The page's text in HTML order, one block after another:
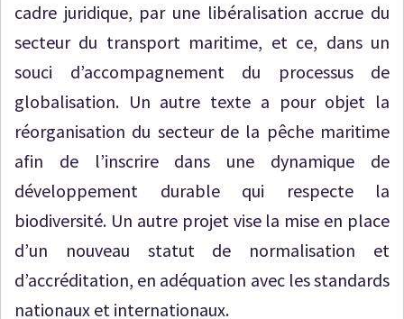
cadre juridique, par une libéralisation accrue du
secteur du transport maritime, et ce, dans un
souci d’accompagnement du processus de
globalisation. Un autre texte a pour objet la
réorganisation du secteur de la pêche maritime
afin de l’inscrire dans une dynamique de
développement durable qui respecte la
biodiversité. Un autre projet vise la mise en place
d’un nouveau statut de normalisation et
d’accréditation, en adéquation avec les standards
nationaux et internationaux.